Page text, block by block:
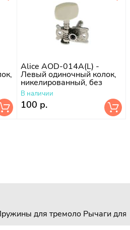
Alice AOD-014A(L) -
Левый одиночный колок,
никелированный, без
втулки
В наличии
100 р.
для тремоло Рычаги для